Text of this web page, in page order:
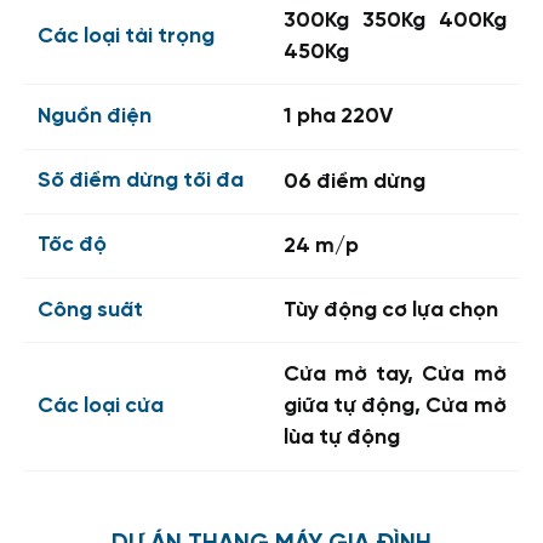
mà khách hàng cảm nhận được
Atvin cam kết đem đến cho quý khách hàng chất
phương án cho khách hàng
sẽ thực hiện đúng cam kết
theo hợp đồng
Các loại tải trọng
300Kg 350Kg 400Kg
450Kg
Nguồn điện 1 pha 220V
Số điểm dừng tối đa 06 điểm dừng
Tốc độ 24 m/p
Công suất Tùy động cơ lựa chọn
Các loại cửa
Cửa mở tay, Cửa mở
giữa tự động, Cửa mở
lùa tự động